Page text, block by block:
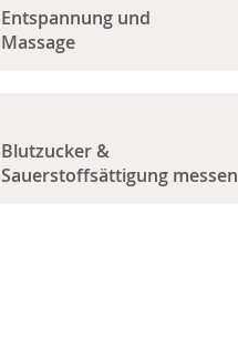
Entspannung und
Massage
Blutzucker &
Sauerstoffsättigung messen